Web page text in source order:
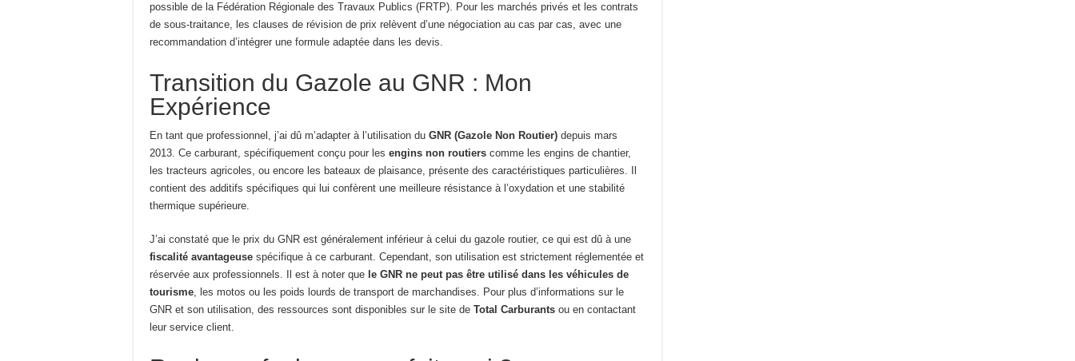
possible de la Fédération Régionale des Travaux Publics (FRTP). Pour les marchés privés et les contrats
de sous-traitance, les clauses de révision de prix relèvent d’une négociation au cas par cas, avec une
recommandation d’intégrer une formule adaptée dans les devis.
Transition du Gazole au GNR : Mon
Expérience
En tant que professionnel, j’ai dû m’adapter à l’utilisation du GNR (Gazole Non Routier) depuis mars
2013. Ce carburant, spécifiquement conçu pour les engins non routiers comme les engins de chantier,
les tracteurs agricoles, ou encore les bateaux de plaisance, présente des caractéristiques particulières. Il
contient des additifs spécifiques qui lui confèrent une meilleure résistance à l’oxydation et une stabilité
thermique supérieure.
J’ai constaté que le prix du GNR est généralement inférieur à celui du gazole routier, ce qui est dû à une
fiscalité avantageuse spécifique à ce carburant. Cependant, son utilisation est strictement réglementée et
réservée aux professionnels. Il est à noter que le GNR ne peut pas être utilisé dans les véhicules de
tourisme, les motos ou les poids lourds de transport de marchandises. Pour plus d’informations sur le
GNR et son utilisation, des ressources sont disponibles sur le site de Total Carburants ou en contactant
leur service client.